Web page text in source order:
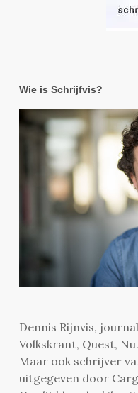
Wie is Schrijfvis?
Dennis Rijnvis,
Volkskrant, Quest,
Maar ook schrijver
uitgegeven door